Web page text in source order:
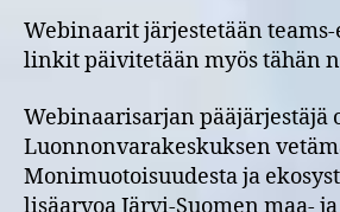
Webinaarit järjestetään
linkit päivitetään myös tähän
Webinaarisarjan pääjärjestäjä
Luonnonvarakeskuksen
Monimuotoisuudesta ja
lisäarvoa Järvi-Suomen maa-